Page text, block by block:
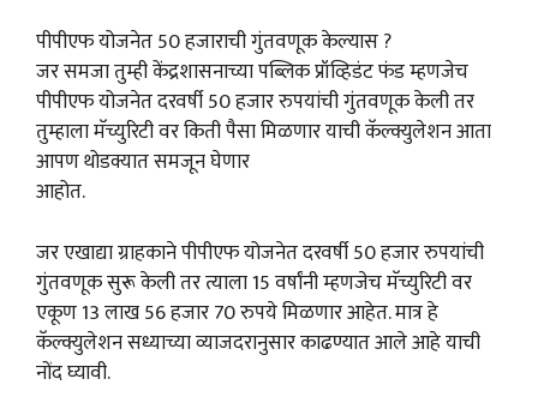
पीपीएफ योजनेत 50 हजाराची गुंतवणूक केल्यास ?
जर समजा तुम्ही केंद्रशासनाच्या पब्लिक प्रॉव्हिडंट फंड म्हणजेच
पीपीएफ योजनेत दरवर्षी 50 हजार रुपयांची गुंतवणूक केली तर
तुम्हाला मॅच्युरिटी वर किती पैसा मिळणार याची कॅल्क्युलेशन आता
आपण थोडक्यात समजून घेणार
आहोत.
जर एखाद्या ग्राहकाने पीपीएफ योजनेत दरवर्षी 50 हजार रुपयांची
गुंतवणूक सुरू केली तर त्याला 15 वर्षांनी म्हणजेच मॅच्युरिटी वर
एकूण 13 लाख 56 हजार 70 रुपये मिळणार आहेत. मात्र हे
कॅल्क्युलेशन सध्याच्या व्याजदरानुसार काढण्यात आले आहे याची
नोंद घ्यावी.